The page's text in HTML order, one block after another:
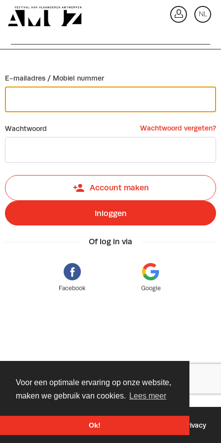
Voor een optimale ervaring op onze website,
maken we gebruik van cookies.
Lees meer
Ok!
NL
E-mailadres / Mobiel nummer
Wachtwoord Wachtwoord vergeten?
Account maken
Inloggen
Of log in via
Facebook Google
Tixly Privacy